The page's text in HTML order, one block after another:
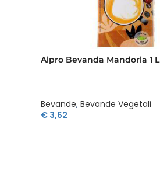
Alpro Bevanda Mandorla 1 L
Bevande, Bevande Vegetali
€ 3,62